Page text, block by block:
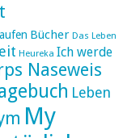
Bücher Das Leben
Heureka Ich werde
Naseweis
Leben
My